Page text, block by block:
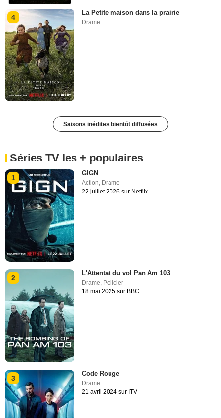
4
La Petite maison dans la prairie
Drame
Saisons inédites bientôt diffusées
Séries TV les + populaires
1
GIGN
Action, Drame
22 juillet 2026 sur Netflix
2
L'Attentat du vol Pan Am 103
Drame, Policier
18 mai 2025 sur BBC
3
Code Rouge
Drame
21 avril 2024 sur ITV